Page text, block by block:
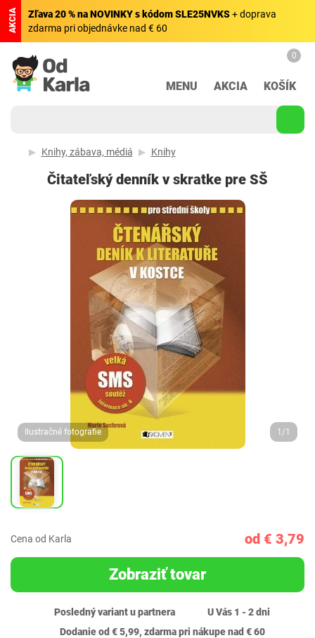
AKCIA Zľava 20 % na NOVINKY s kódom SLE25NVKS+ doprava
zdarma pri objednávke nad € 60
MENU AKCIA
0
KOŠÍK
Knihy, zábava, médiá Knihy
Čitateľský denník v skratke pre SŠ
Ilustračné fotografie 1/1
Cena od Karla od € 3,79
Zobraziť tovar
Posledný variant u partnera
U Vás 1 - 2 dni
Dodanie od € 5,99, zdarma pri nákupe nad € 60